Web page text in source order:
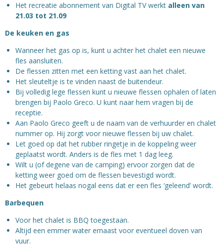
Het recreatie abonnement van Digital TV werkt alleen van
21.03 tot 21.09
De keuken en gas
Wanneer het gas op is, kunt u achter het chalet een nieuwe
fles aansluiten.
De flessen zitten met een ketting vast aan het chalet.
Het sleuteltje is te vinden naast de buitendeur.
Bij volledig lege flessen kunt u nieuwe flessen ophalen of laten
brengen bij Paolo Greco. U kunt naar hem vragen bij de
receptie.
Aan Paolo Greco geeft u de naam van de verhuurder en chalet
nummer op. Hij zorgt voor nieuwe flessen bij uw chalet.
Let goed op dat het rubber ringetje in de koppeling weer
geplaatst wordt. Anders is de fles met 1 dag leeg.
Wilt u (of degene van de camping) ervoor zorgen dat de
ketting weer goed om de flessen bevestigd wordt.
Het gebeurt helaas nogal eens dat er een fles ‘geleend’ wordt.
Barbequen
Voor het chalet is BBQ toegestaan.
Altijd een emmer water ernaast voor eventueel doven van
vuur.